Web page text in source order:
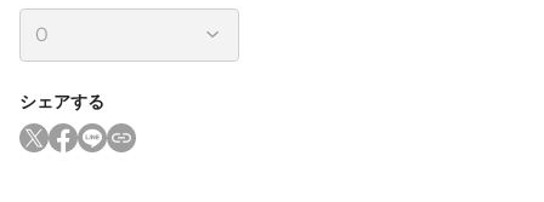
シェアする